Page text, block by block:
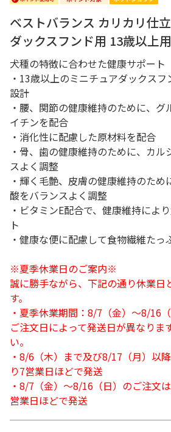
ベストバランス カリカリ仕
ダックスフンド用 13歳以上
犬種の特徴に合わせた健康サポート
・13歳以上のミニチュアダックス
設計
・腰、関節の健康維持のために、グ
イチンを配合
・消化性に配慮した原材料を配合
・骨、歯の健康維持のために、カ
スよく調整
・輝く毛艶、皮膚の健康維持のた
酸をバランスよく調整
・ビタミンE配合で、健康維持によ
ト
・健康な便に配慮して食物繊維たっ
※夏季休業日のご案内※
誠に勝手ながら、下記の通り休業日
す。
・夏季休業期間：8/7（金）～8/16（
ご注文日によって発送日が異なりま
い。
・8/6（木）まで及び8/17（月）以
り7営業日ほどで発送
・8/7（金）～8/16（日）のご注文
営業日ほどで発送